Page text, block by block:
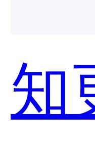
台
知